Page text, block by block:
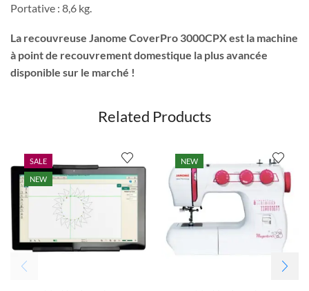
Portative : 8,6 kg.
La recouvreuse Janome CoverPro 3000CPX est la machine
à point de recouvrement domestique la plus avancée
disponible sur le marché !
Related Products
SALE
NEW
NEW